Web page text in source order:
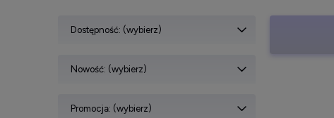
Dostępność: (wybierz)
Nowość: (wybierz)
Promocja: (wybierz)